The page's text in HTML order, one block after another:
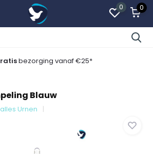
0 0
bezorging vanaf €25*
Blauw
Urnen